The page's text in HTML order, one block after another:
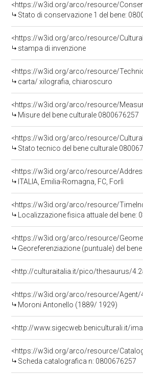
<https://w3id.org/arco/resource/
Stato di conservazione 1 del bene:
<https://w3id.org/arco/resource/
stampa di invenzione
<https://w3id.org/arco/resource/
carta/ xilografia, chiaroscuro
<https://w3id.org/arco/resource/
Misure del bene culturale 0800676257
<https://w3id.org/arco/resource/
Stato tecnico del bene culturale
<https://w3id.org/arco/resource/
ITALIA, Emilia-Romagna, FC, Forlì
<https://w3id.org/arco/resource/
Localizzazione fisica attuale del bene:
<https://w3id.org/arco/resource/
Georeferenziazione (puntuale) del
<http://culturaitalia.it/pico/thesaurus/
<https://w3id.org/arco/resource/Agent/
Moroni Antonello (1889/ 1929)
<http://www.sigecweb.beniculturali.it/
<https://w3id.org/arco/resource/
Scheda catalografica n: 0800676257